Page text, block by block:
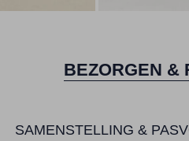
BEZORGEN &
SAMENSTELLING &